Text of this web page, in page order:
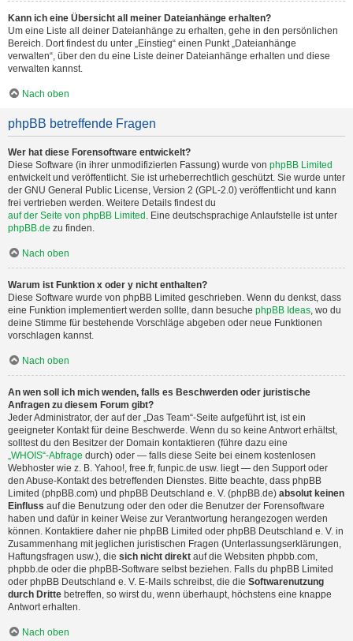
Kann ich eine Übersicht all meiner Dateianhänge erhalten?
Um eine Liste all deiner Dateianhänge zu erhalten, gehe in den persönlichen
Bereich. Dort findest du unter „Einstieg“ einen Punkt „Dateianhänge
verwalten“, über den du eine Liste deiner Dateianhänge erhalten und diese
verwalten kannst.
Nach oben
phpBB betreffende Fragen
Wer hat diese Forensoftware entwickelt?
Diese Software (in ihrer unmodifizierten Fassung) wurde von phpBB Limited
entwickelt und veröffentlicht. Sie ist urheberrechtlich geschützt. Sie wurde unter
der GNU General Public License, Version 2 (GPL-2.0) veröffentlicht und kann
frei vertrieben werden. Weitere Details findest du
auf der Seite von phpBB Limited . Eine deutschsprachige Anlaufstelle ist unter
phpBB.de zu finden.
Nach oben
Warum ist Funktion x oder y nicht enthalten?
Diese Software wurde von phpBB Limited geschrieben. Wenn du denkst, dass
eine Funktion implementiert werden sollte, dann besuche phpBB Ideas, wo du
deine Stimme für bestehende Vorschläge abgeben oder neue Funktionen
vorschlagen kannst.
Nach oben
An wen soll ich mich wenden, falls es Beschwerden oder juristische
Anfragen zu diesem Forum gibt?
Jeder Administrator, der auf der „Das Team“-Seite aufgeführt ist, ist ein
geeigneter Kontakt für deine Beschwerde. Wenn du so keine Antwort erhältst,
solltest du den Besitzer der Domain kontaktieren (führe dazu eine
„WHOIS“-Abfrage durch) oder — falls diese Seite bei einem kostenlosen
Webhoster wie z. B. Yahoo!, free.fr, funpic.de usw. liegt — den Support oder
den Abuse-Kontakt des betreffenden Dienstes. Bitte beachte, dass phpBB
Limited (phpBB.com) und phpBB Deutschland e. V. (phpBB.de) absolut keinen
Einfluss auf die Benutzung oder den oder die Benutzer der Forensoftware
haben und dafür in keiner Weise zur Verantwortung herangezogen werden
können. Kontaktiere daher nie phpBB Limited oder phpBB Deutschland e. V. in
Zusammenhang mit jeglichen juristischen Fragen (Unterlassungserklärungen,
Haftungsfragen usw.), die sich nicht direkt auf die Websiten phpbb.com,
phpbb.de oder die phpBB-Software selbst beziehen. Falls du phpBB Limited
oder phpBB Deutschland e. V. E-Mails schreibst, die die Softwarenutzung
durch Dritte betreffen, so wirst du, wenn überhaupt, höchstens eine knappe
Antwort erhalten.
Nach oben